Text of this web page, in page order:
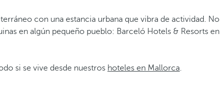
con una estancia urbana que vibra de actividad.
en algún pequeño pueblo: Barceló Hotels & Resorts
si se vive desde nuestros hoteles en Mallorca.